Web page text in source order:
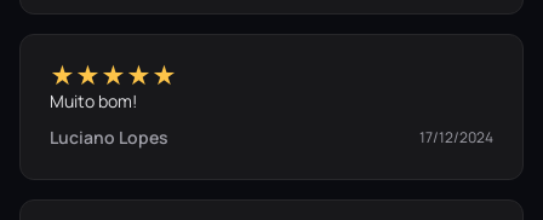
★★★★★
Muito bom!
Luciano Lopes
17/12/2024